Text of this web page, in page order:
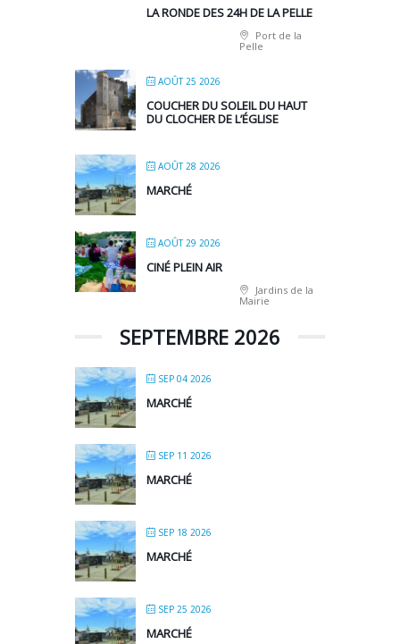
LA RONDE DES 24H DE LA PELLE
Port de la
Pelle
AOÛT 25 2026
COUCHER DU SOLEIL DU HAUT
DU CLOCHER DE L’ÉGLISE
AOÛT 28 2026
MARCHÉ
AOÛT 29 2026
CINÉ PLEIN AIR
Jardins de la
Mairie
SEPTEMBRE 2026
SEP 04 2026
MARCHÉ
SEP 11 2026
MARCHÉ
SEP 18 2026
MARCHÉ
SEP 25 2026
MARCHÉ